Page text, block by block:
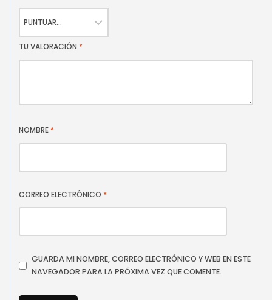
TU VALORACIÓN *
NOMBRE *
CORREO ELECTRÓNICO *
GUARDA MI NOMBRE, CORREO ELECTRÓNICO Y WEB EN ESTE
NAVEGADOR PARA LA PRÓXIMA VEZ QUE COMENTE.